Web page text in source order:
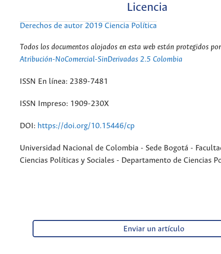
Licencia
Derechos de autor 2019 Ciencia Política
Todos los documentos alojados en esta web están protegidos
Atribución-NoComercial-SinDerivadas 2.5 Colombia
ISSN En línea: 2389-7481
ISSN Impreso: 1909-230X
DOI: https://doi.org/10.15446/cp
Universidad Nacional de Colombia - Sede Bogotá -
Ciencias Políticas y Sociales - Departamento de Ciencias
Enviar un artículo